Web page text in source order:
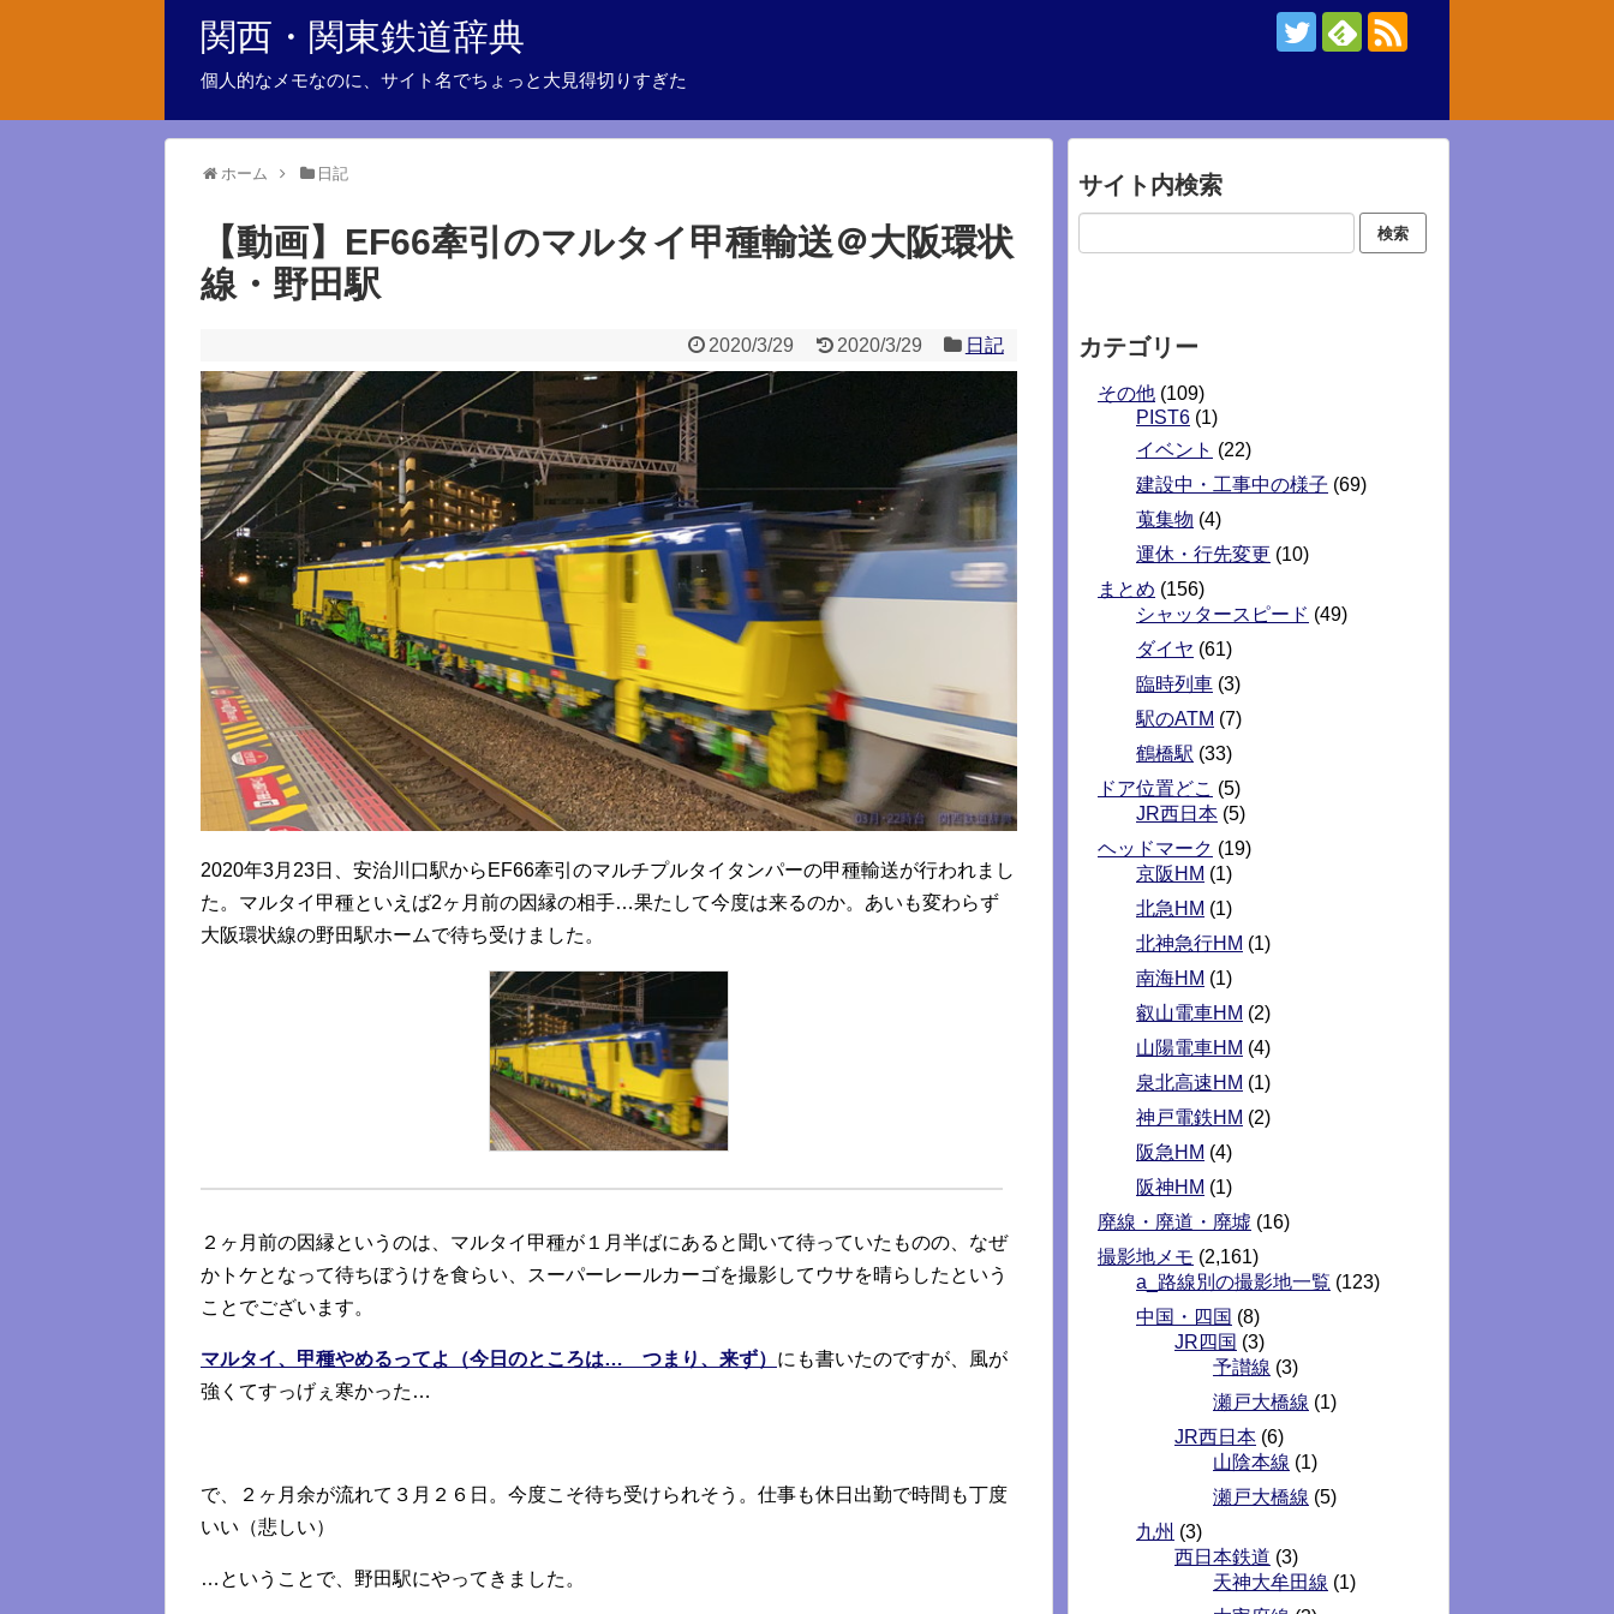
関西・関東鉄道辞典
個人的なメモなのに、サイト名でちょっと大見得切りすぎた
ホーム 日記
【動画】EF66牽引のマルタイ甲種輸送＠大阪環状
線・野田駅
2020/3/29 2020/3/29 日記
2020年3月23日、安治川口駅からEF66牽引のマルチプルタイタンパーの甲種輸送が行われまし
た。マルタイ甲種といえば2ヶ月前の因縁の相手…果たして今度は来るのか。あいも変わらず
大阪環状線の野田駅ホームで待ち受けました。
２ヶ月前の因縁というのは、マルタイ甲種が１月半ばにあると聞いて待っていたものの、なぜ
かトケとなって待ちぼうけを食らい、スーパーレールカーゴを撮影してウサを晴らしたという
ことでございます。
マルタイ、甲種やめるってよ（今日のところは… つまり、来ず） にも書いたのですが、風が
強くてすっげぇ寒かった…
で、２ヶ月余が流れて３月２６日。今度こそ待ち受けられそう。仕事も休日出勤で時間も丁度
いい（悲しい）
…ということで、野田駅にやってきました。
サイト内検索
カテゴリー
その他 (109)
PIST6 (1)
イベント (22)
建設中・工事中の様子 (69)
蒐集物 (4)
運休・行先変更 (10)
まとめ (156)
シャッタースピード (49)
ダイヤ (61)
臨時列車 (3)
駅のATM (7)
鶴橋駅 (33)
ドア位置どこ (5)
JR西日本 (5)
ヘッドマーク (19)
京阪HM (1)
北急HM (1)
北神急行HM (1)
南海HM (1)
叡山電車HM (2)
山陽電車HM (4)
泉北高速HM (1)
神戸電鉄HM (2)
阪急HM (4)
阪神HM (1)
廃線・廃道・廃墟 (16)
撮影地メモ (2,161)
a_路線別の撮影地一覧 (123)
中国・四国 (8)
JR四国 (3)
予讃線 (3)
瀬戸大橋線 (1)
JR西日本 (6)
山陰本線 (1)
瀬戸大橋線 (5)
九州 (3)
西日本鉄道 (3)
天神大牟田線 (1)